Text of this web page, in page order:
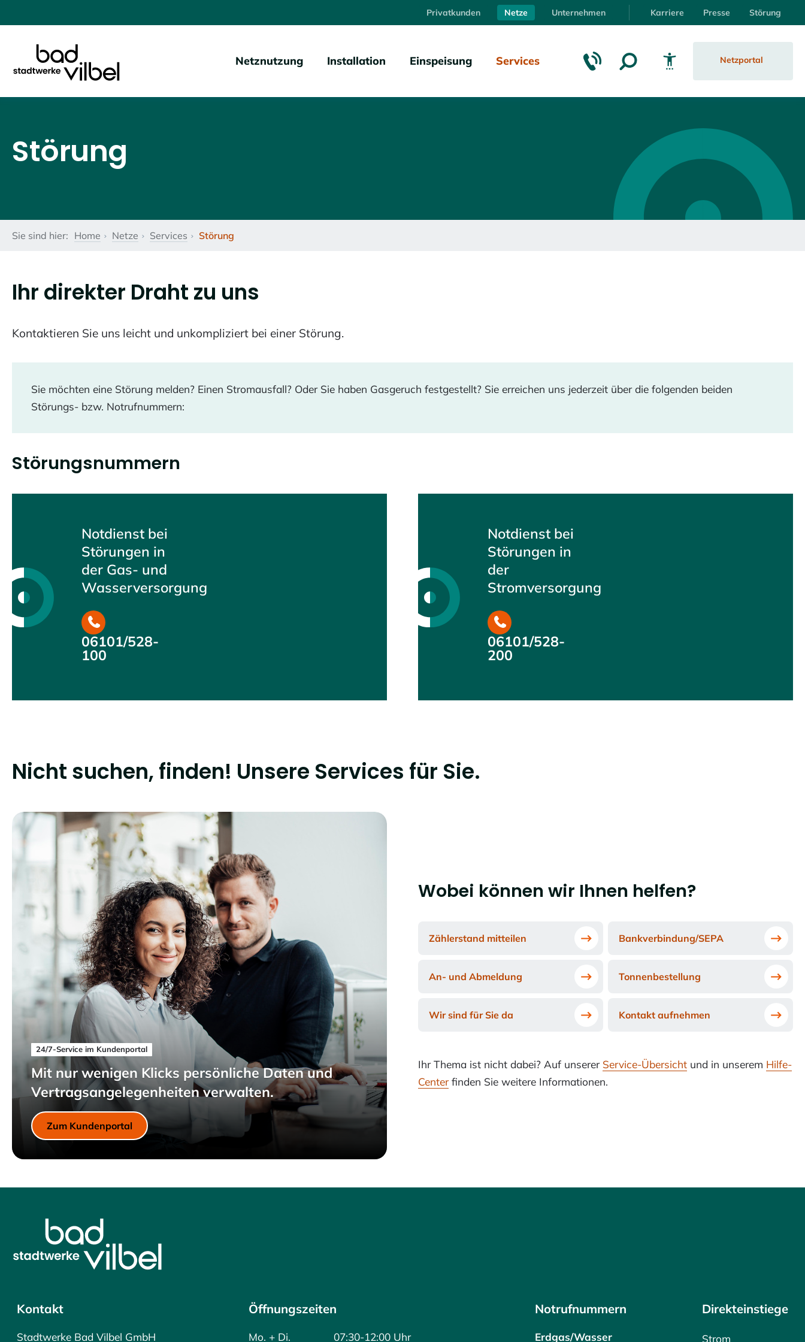
Privatkunden Netze Unternehmen Karriere Presse Störung
Netznutzung Installation Einspeisung Services Netzportal
Störung
Sie sind hier: Home Netze Services Störung
Ihr direkter Draht zu uns
Kontaktieren Sie uns leicht und unkompliziert bei einer Störung.
Sie möchten eine Störung melden? Einen Stromausfall? Oder Sie haben Gasgeruch festgestellt? Sie erreichen uns jederzeit über die folgenden beiden
Störungs- bzw. Notrufnummern:
Störungsnummern
Notdienst bei
Störungen in
der Gas- und
Wasserversorgung
06101/528-
100
Notdienst bei
Störungen in
der
Stromversorgung
06101/528-
200
Nicht suchen, finden! Unsere Services für Sie.
24/7-Service im Kundenportal
Mit nur wenigen Klicks persönliche Datenund
Vertragsangelegenheiten verwalten.
Zum Kundenportal
Wobei können wir Ihnen helfen?
Zählerstand mitteilen Bankverbindung/SEPA
An- und Abmeldung Tonnenbestellung
Wir sind für Sie da Kontakt aufnehmen
Ihr Thema ist nicht dabei? Auf unserer Service-Übersicht und in unserem Hilfe-
Centerfinden Sie weitere Informationen.
Kontakt
Stadtwerke Bad Vilbel GmbH
Öffnungszeiten
Mo. + Di. 07:30-12:00 Uhr
Notrufnummern
Erdgas/Wasser
Direkteinstiege
Strom
Schrift vergrößern
Schrift verkleinern
Wortabstand vergrößern
Links unterstreichen